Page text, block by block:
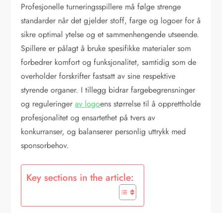
Profesjonelle turneringsspillere må følge strenge
standarder når det gjelder stoff, farge og logoer for å
sikre optimal ytelse og et sammenhengende utseende.
Spillere er pålagt å bruke spesifikke materialer som
forbedrer komfort og funksjonalitet, samtidig som de
overholder forskrifter fastsatt av sine respektive
styrende organer. I tillegg bidrar fargebegrensninger
og reguleringerav logoens størrelse til å opprettholde
profesjonalitet og ensartethet på tvers av
konkurranser, og balanserer personlig uttrykk med
sponsorbehov.
Key sections in the article: